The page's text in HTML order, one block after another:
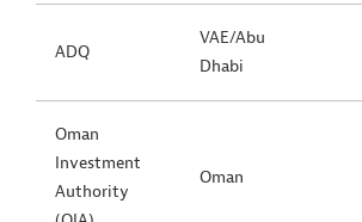
ADQ
VAE/Abu
Dhabi
Oman
Investment
Authority
Oman